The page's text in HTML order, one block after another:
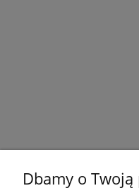
Dbamy o